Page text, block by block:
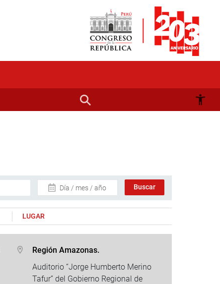
Día / mes / año
LUGAR
Región Amazonas.
Auditorio “Jorge Humberto Merino
Tafur” del Gobierno Regional de